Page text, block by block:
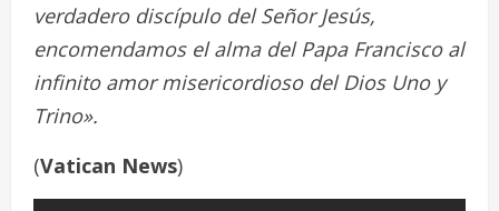
verdadero discípulo del Señor Jesús,
encomendamos el alma del Papa Francisco al
infinito amor misericordioso del Dios Uno y
Trino».
(Vatican News)